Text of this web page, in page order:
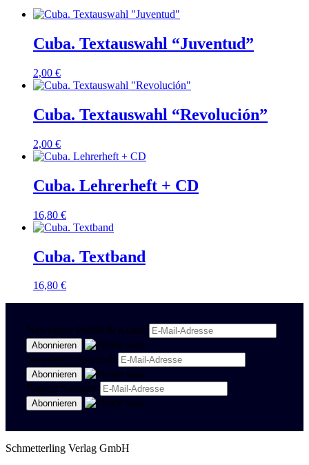
Cuba. Textauswahl “Juventud”
2,00 €
Cuba. Textauswahl “Revolución”
2,00 €
Cuba. Lehrerheft + CD
16,80 €
Cuba. Textband
16,80 €
Newsletter Politik & Kultur
Newsletter Spanisch
Region Stuttgart
Schmetterling Verlag GmbH